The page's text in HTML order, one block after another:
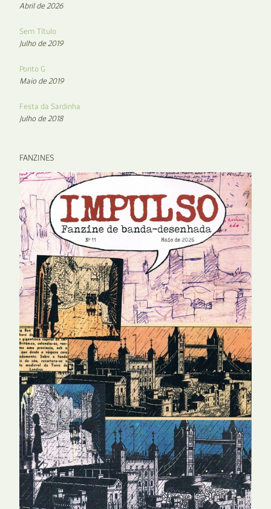
Abril de 2026
Sem Título
Julho de 2019
Ponto G
Maio de 2019
Festa da Sardinha
Julho de 2018
FANZINES